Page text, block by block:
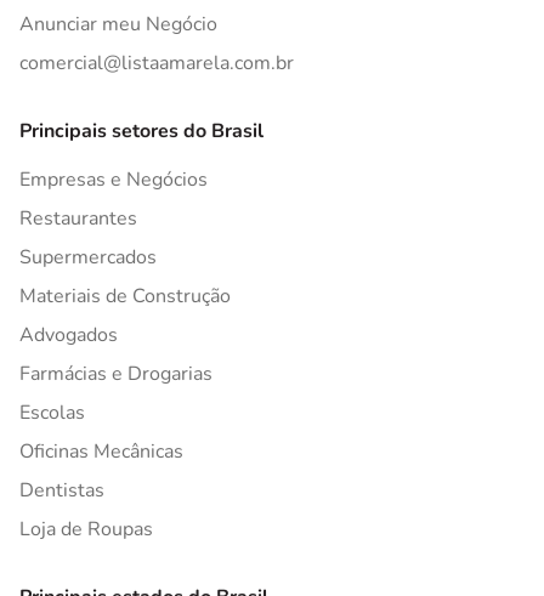
Anunciar meu Negócio
comercial@listaamarela.com.br
Principais setores do Brasil
Empresas e Negócios
Restaurantes
Supermercados
Materiais de Construção
Advogados
Farmácias e Drogarias
Escolas
Oficinas Mecânicas
Dentistas
Loja de Roupas